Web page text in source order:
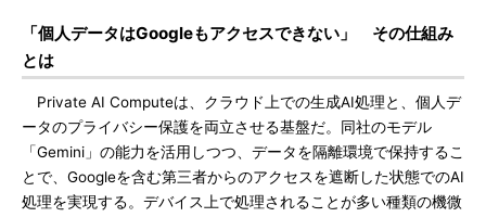
「個人データはGoogleもアクセスできない」 その仕組み
とは
Private AI Computeは、クラウド上での生成AI処理と、個人デ
ータのプライバシー保護を両立させる基盤だ。同社のモデル
「Gemini」の能力を活用しつつ、データを隔離環境で保持するこ
とで、Googleを含む第三者からのアクセスを遮断した状態でのAI
処理を実現する。デバイス上で処理されることが多い種類の機微